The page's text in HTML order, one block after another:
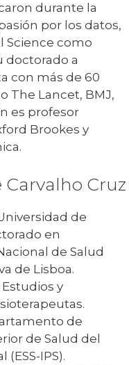
durante la
por los datos,
Science como
doctorado a
con más de 60
The Lancet, BMJ,
es profesor
Brookes y
Carvalho Cruz
de
en
de Salud
de Lisboa.
y
de
de Salud del
IPS).